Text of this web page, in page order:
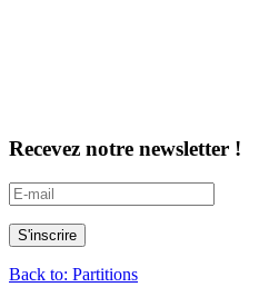
Recevez notre newsletter !
Back to: Partitions